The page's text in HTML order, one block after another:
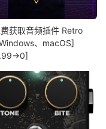
获取音频插件 Retro
、macOS]